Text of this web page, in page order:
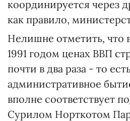
координируется через
как правило,
Нелишне отметить, что
1991 годом ценах ВВП
почти в два раза - то
административное
вполне соответствует
Сурилом Норткотом